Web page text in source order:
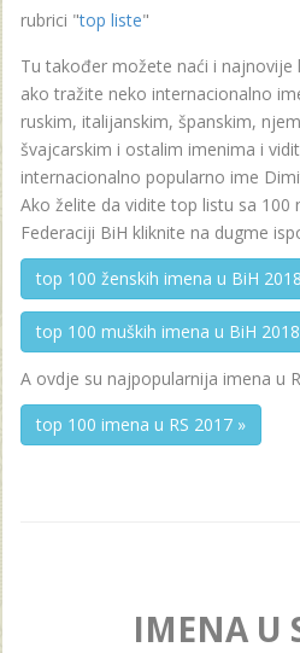
rubrici "top liste"
Tu također možete naći i
ako tražite neko internacionalno
ruskim, italijanskim, španskim,
švajcarskim i ostalim imenima i
internacionalno popularno ime
Ako želite da vidite top listu sa 100
Federaciji BiH kliknite na dugme
top 100 ženskih imena u BiH
top 100 muških imena u BiH
A ovdje su najpopularnija imena u
top 100 imena u RS 2017 »
IMENA U